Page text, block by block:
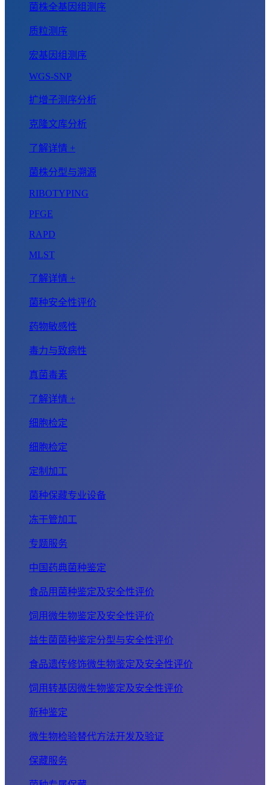
菌株全基因组测序
质粒测序
宏基因组测序
WGS-SNP
扩增子测序分析
克隆文库分析
了解详情 +
菌株分型与溯源
RIBOTYPING
PFGE
RAPD
MLST
了解详情 +
菌种安全性评价
药物敏感性
毒力与致病性
真菌毒素
了解详情 +
细胞检定
细胞检定
定制加工
菌种保藏专业设备
冻干管加工
专题服务
中国药典菌种鉴定
食品用菌种鉴定及安全性评价
饲用微生物鉴定及安全性评价
益生菌菌种鉴定分型与安全性评价
食品遗传修饰微生物鉴定及安全性评价
饲用转基因微生物鉴定及安全性评价
新种鉴定
微生物检验替代方法开发及验证
保藏服务